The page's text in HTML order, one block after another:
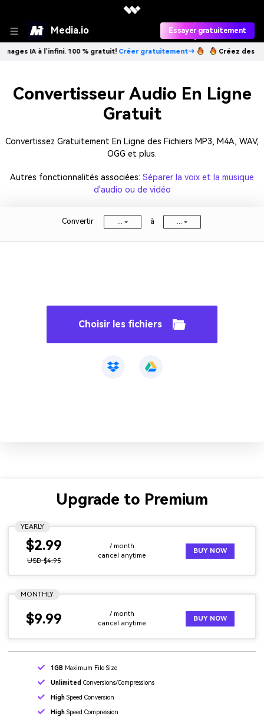
Media.io Essayer gratuitement
IA à l’infini. 100 % gratuit!Créer gratuitement→ Créez des
Convertisseur Audio En Ligne
Gratuit
Convertissez Gratuitement En Ligne des Fichiers MP3, M4A, WAV,
OGG et plus.
Autres fonctionnalités associées: Séparer la voix et la musique
d'audio ou de vidéo
Convertir à
Choisir les fichiers
Upgrade to Premium
YEARLY
$2.99
USD $4.95
/ month
cancel anytime
BUY NOW
MONTHLY
$9.99
/ month
cancel anytime
BUY NOW
1GB Maximum File Size
Unlimited Conversions/Compressions
High Speed Conversion
High Speed Compression